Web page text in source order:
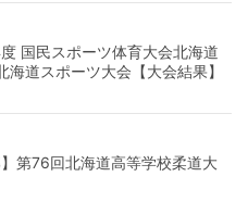
度 国民スポーツ体育大会北海道
海道スポーツ大会【大会結果】
】第76回北海道高等学校柔道大